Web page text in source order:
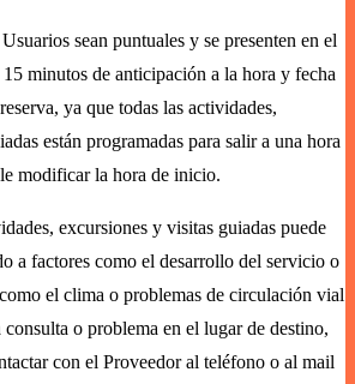
sean puntuales y se presenten en el
15 minutos de anticipación a la hora y fecha
ya que todas las actividades,
están programadas para salir a una hora
modificar la hora de inicio.
excursiones y visitas guiadas puede
a factores como el desarrollo del servicio o
el clima o problemas de circulación vial.
consulta o problema en el lugar de destino,
con el Proveedor al teléfono o al mail